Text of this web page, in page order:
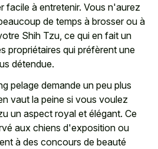
facile à entretenir. Vous n'aurez
de temps à brosser ou à
Shih Tzu, ce qui en fait un
propriétaires qui préfèrent une
détendue.
pelage demande un peu plus
vaut la peine si vous voulez
un aspect royal et élégant. Ce
aux chiens d'exposition ou
à des concours de beauté